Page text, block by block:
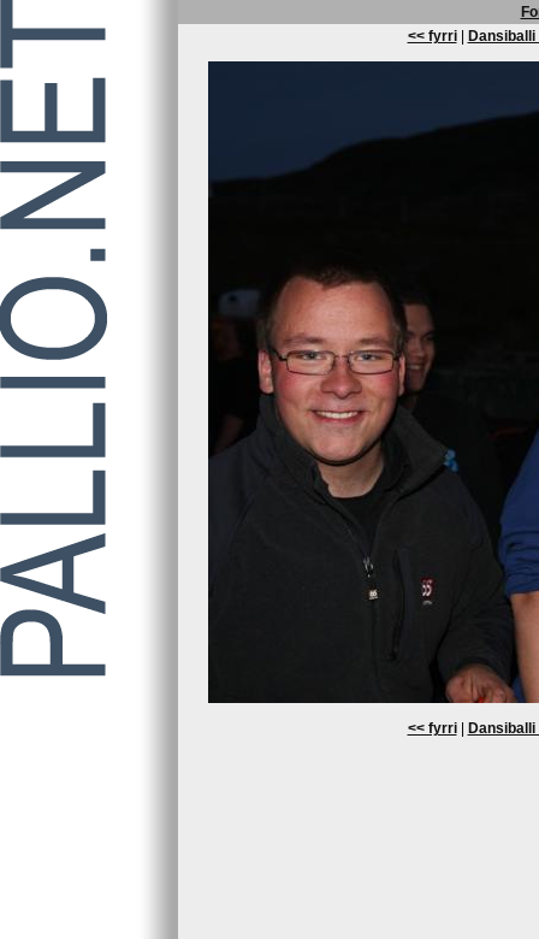
<< fyrri|
<< fyrri|